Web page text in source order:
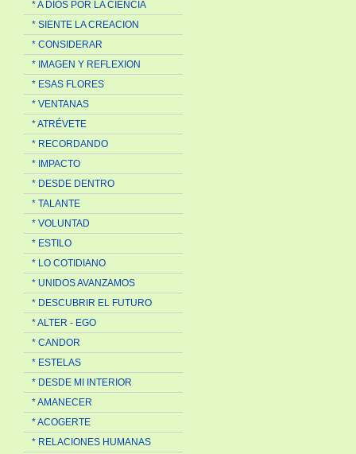
* A DIOS POR LA CIENCIA
* SIENTE LA CREACION
* CONSIDERAR
* IMAGEN Y REFLEXION
* ESAS FLORES
* VENTANAS
* ATRÉVETE
* RECORDANDO
* IMPACTO
* DESDE DENTRO
* TALANTE
* VOLUNTAD
* ESTILO
* LO COTIDIANO
* UNIDOS AVANZAMOS
* DESCUBRIR EL FUTURO
* ALTER - EGO
* CANDOR
* ESTELAS
* DESDE MI INTERIOR
* AMANECER
* ACOGERTE
* RELACIONES HUMANAS